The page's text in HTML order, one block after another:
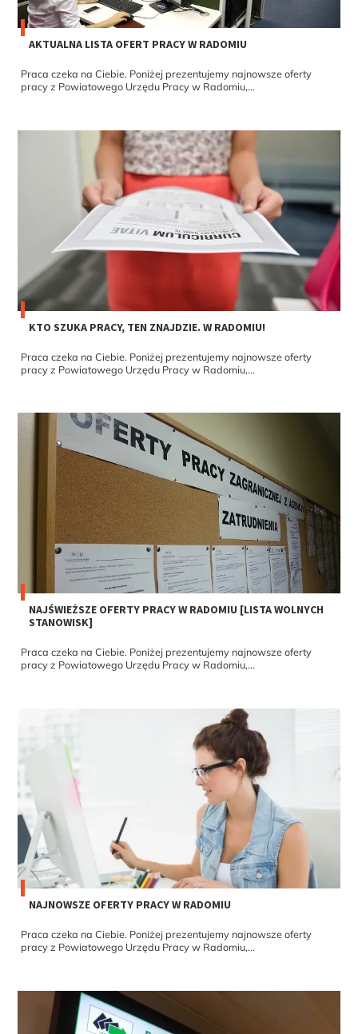
AKTUALNA LISTA OFERT PRACY W RADOMIU
Praca czeka na Ciebie. Poniżej prezentujemy najnowsze oferty
pracy z Powiatowego Urzędu Pracy w Radomiu,...
KTO SZUKA PRACY, TEN ZNAJDZIE. W RADOMIU!
Praca czeka na Ciebie. Poniżej prezentujemy najnowsze oferty
pracy z Powiatowego Urzędu Pracy w Radomiu,...
NAJŚWIEŻSZE OFERTY PRACY W RADOMIU [LISTA WOLNYCH
STANOWISK]
Praca czeka na Ciebie. Poniżej prezentujemy najnowsze oferty
pracy z Powiatowego Urzędu Pracy w Radomiu,...
NAJNOWSZE OFERTY PRACY W RADOMIU
Praca czeka na Ciebie. Poniżej prezentujemy najnowsze oferty
pracy z Powiatowego Urzędu Pracy w Radomiu,...